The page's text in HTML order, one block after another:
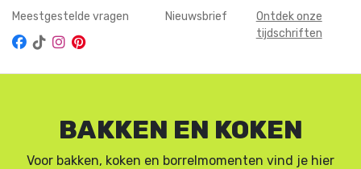
Meestgestelde vragen Nieuwsbrief
Ontdek onze
tijdschriften
BAKKEN EN KOKEN
Voor bakken, koken en borrelmomenten vind je hier